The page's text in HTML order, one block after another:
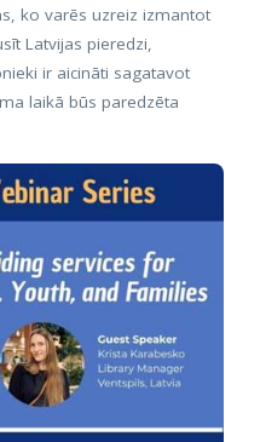
ko varēs uzreiz izmantot
Latvijas pieredzi,
ir aicināti sagatavot
laikā būs paredzēta